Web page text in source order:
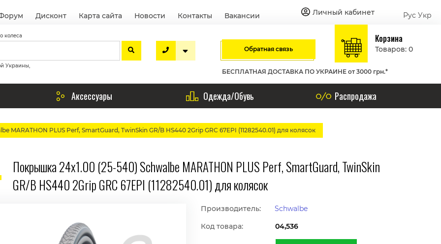
Дисконт Карта сайта Новости Контакты Вакансии Личный кабинет Рус Укр
колеса
Украины,
Обратная связь
Корзина
Товаров: 0
БЕСПЛАТНАЯ ДОСТАВКА ПО УКРАИНЕ от 3000 грн.*
Аксессуары Одежда/Обувь Распродажа
MARATHON PLUS Perf, SmartGuard, TwinSkin GR/B HS440 2Grip GRC 67EPI (11282540.01) для колясок
Покрышка 24x1.00 (25-540) Schwalbe MARATHON PLUS Perf, SmartGuard, TwinSkin
GR/B HS440 2Grip GRC 67EPI (11282540.01) для колясок
Производитель:
Schwalbe
Код товара:
04,536